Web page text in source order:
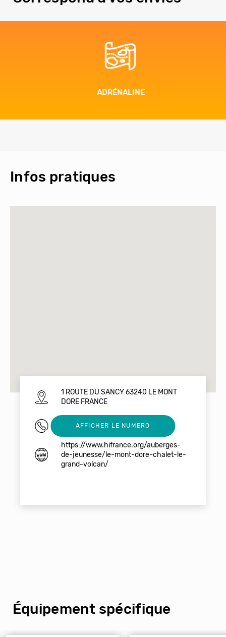
ADRÉNALINE
Infos pratiques
1 ROUTE DU SANCY 63240 LE MONT
DORE FRANCE
04 73 65 03 53
AFFICHER LE NUMERO
https://www.hifrance.org/auberges-
de-jeunesse/le-mont-dore-chalet-le-
grand-volcan/
Équipement spécifique